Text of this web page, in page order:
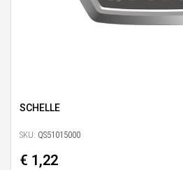
SCHELLE
SKU: QS51015000
€ 1,22